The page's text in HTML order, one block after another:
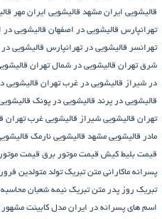
قالیشویی ایران مشهد قالیشویی ایران مهر
تهرانپارس قالیشویی در اصفهان قالیشویی در
تهرانسر قالیشویی در تهرانپارس قالیشویی
شرق تهران قالیشویی در شمال تهران
در شیراز قالیشویی در غرب تهران قالیشویی
قالیشویی در پرند قالیشویی در پونک
تهران قالیشویی شیراز قالیشویی غرب تهران
مادر قالیشویی مشهد قالیشویی نارمک
قیمت بلیط کیش قیمت موتور برق قیمت
پسرانه ماکارانی متن تبریک تولد متولدین
تبریک روز پدر متن تبریک نیمه شعبان
اسم های پسرانه در ایران مدل کابینت مشهور